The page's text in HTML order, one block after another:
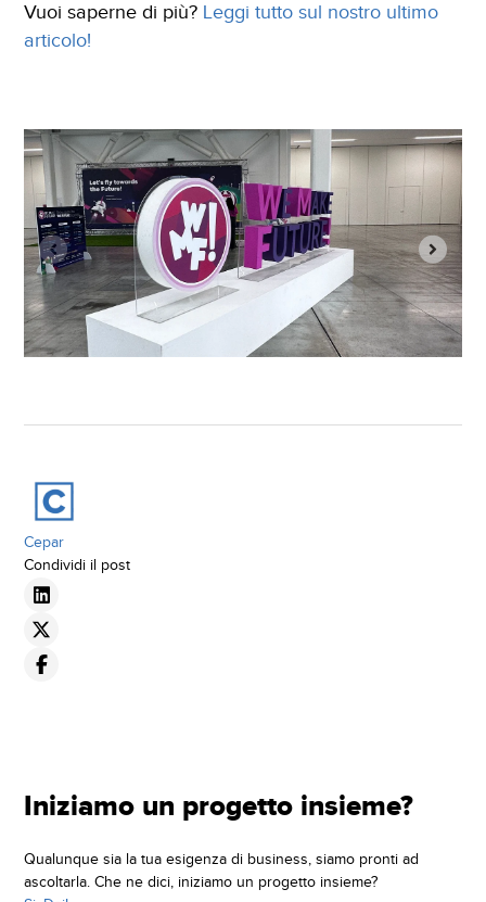
Vuoi saperne di più? Leggi tutto sul nostro ultimo
articolo!
Cepar
Condividi il post
Iniziamo un progetto insieme?
Qualunque sia la tua esigenza di business, siamo pronti ad
ascoltarla. Che ne dici, iniziamo un progetto insieme?